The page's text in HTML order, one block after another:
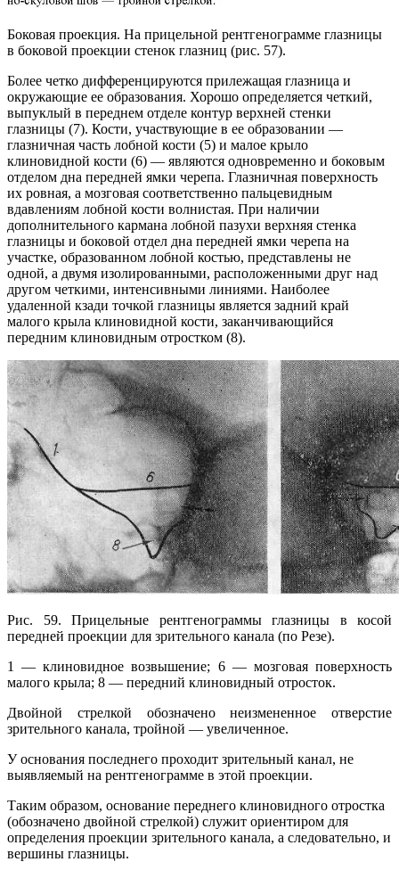
Боковая проекция. На прицельной рентгенограмме глазницы
в боковой проекции стенок глазниц (рис. 57).
Более четко дифференцируются прилежащая глазница и
окружающие ее образова­ния. Хорошо определяется четкий,
выпуклый в переднем отделе контур верхней стенки
глазницы (7). Кости, уча­ствующие в ее образовании —
глазничная часть лобной кости (5) и малое крыло
клиновидной кости (6) — яв­ляются одновременно и боковым
отделом дна передней ямки черепа. Глазничная поверхность
их ровная, а моз­говая соответственно пальцевидным
вдавлениям лобной кости волнистая. При наличии
дополнительного кармана лобной пазухи верхняя стенка
глазницы и боковой отдел дна передней ямки черепа на
участке, образо­ванном лобной костью, представлены не
одной, а двумя изолированными, расположенными друг над
другом четкими, интенсивными линиями. Наиболее
удаленной кзади точкой глазницы является задний край
малого крыла клиновидной кости, заканчивающийся
передним клиновидным отростком (8).
Рис. 59. Прицельные рентгенограммы глазницы в косой
передней проекции для зрительного канала (по Резе).
1 — клиновидное возвышение; 6 — мозговая поверхность
малого крыла; 8 — передний клиновидный отросток.
Двойной стрелкой обозначено неиз­мененное отверстие
зрительного канала, тройной — увеличенное.
У основания последнего проходит зрительный канал, не
выявляемый на рентгенограмме в этой проекции.
Таким образом, основание переднего клиновидного отростка
(обозначено двойной стрелкой) служит ориентиром для
определения проекции зрительного канала, а следовательно, и
вершины глазницы.